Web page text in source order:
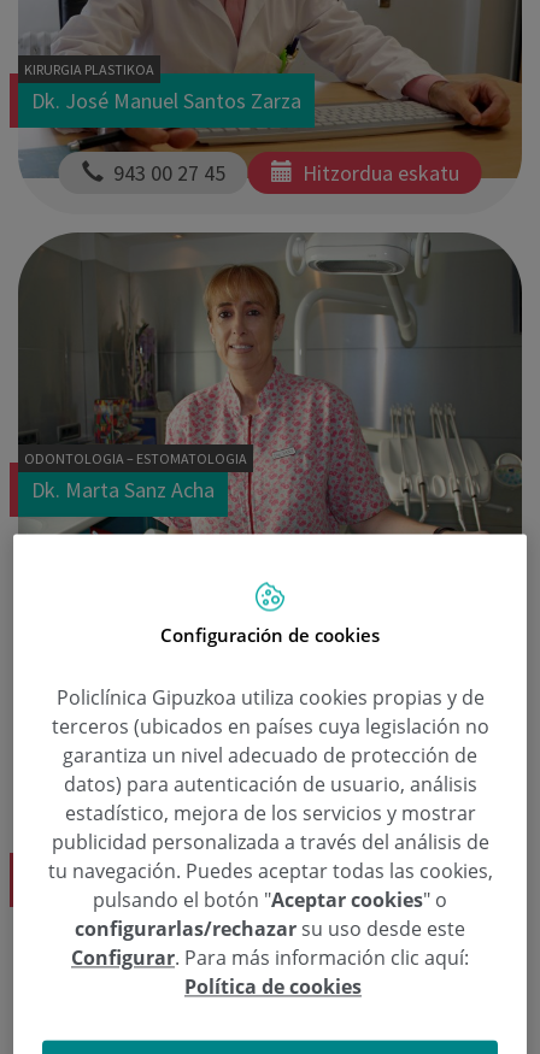
KIRURGIA PLASTIKOA
Dk. José Manuel Santos Zarza
943 00 27 45 Hitzordua eskatu
ODONTOLOGIA – ESTOMATOLOGIA
Dk. Marta Sanz Acha
REHABILITACIÓN RESPIRATORIA
Dk. Itxaso Sayago Reza
943 50 20 49 Hitzordua eskatu
Configuración de cookies
Policlínica Gipuzkoa utiliza cookies propias y de
terceros (ubicados en países cuya legislación no
garantiza un nivel adecuado de protección de
datos) para autenticación de usuario, análisis
estadístico, mejora de los servicios y mostrar
publicidad personalizada a través del análisis de
tu navegación. Puedes aceptar todas las cookies,
pulsando el botón "Aceptar cookies" o
configurarlas/rechazarsu uso desde este
Configurar. Para más información clic aquí:
Política de cookies